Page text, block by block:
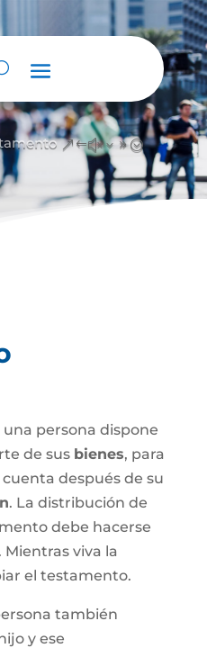
&#x39;
persona dispone
de sus bienes, para
después de su
. La distribución de
debe hacerse
Mientras viva la
el testamento.
también
y ese